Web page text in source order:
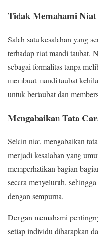
Tidak Memahami Niat
Salah satu kesalahan yang
terhadap niat mandi taubat.
sebagai formalitas tanpa
membuat mandi taubat
untuk bertaubat dan
Mengabaikan Tata
Selain niat, mengabaikan
menjadi kesalahan yang
memperhatikan bagian-
secara menyeluruh,
dengan sempurna.
Dengan memahami
setiap individu diharapkan